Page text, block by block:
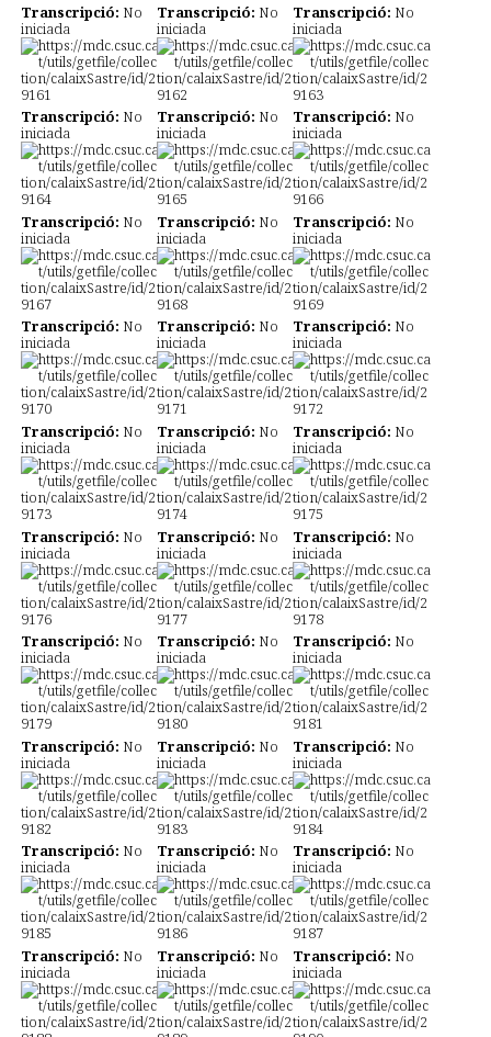
Transcripció: No
iniciada
Transcripció: No
iniciada
Transcripció: No
iniciada
Transcripció: No
iniciada
Transcripció: No
iniciada
Transcripció: No
iniciada
Transcripció: No
iniciada
Transcripció: No
iniciada
Transcripció: No
iniciada
Transcripció: No
iniciada
Transcripció: No
iniciada
Transcripció: No
iniciada
Transcripció: No
iniciada
Transcripció: No
iniciada
Transcripció: No
iniciada
Transcripció: No
iniciada
Transcripció: No
iniciada
Transcripció: No
iniciada
Transcripció: No
iniciada
Transcripció: No
iniciada
Transcripció: No
iniciada
Transcripció: No
iniciada
Transcripció: No
iniciada
Transcripció: No
iniciada
Transcripció: No
iniciada
Transcripció: No
iniciada
Transcripció: No
iniciada
Transcripció: No
iniciada
Transcripció: No
iniciada
Transcripció: No
iniciada